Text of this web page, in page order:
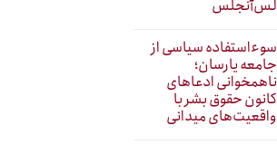
لس‌آنجلس
سوءاستفاده سیاسی از
جامعه یارسان؛
ناهمخوانی ادعاهای
کانون حقوق بشر با
واقعیت‌های میدانی